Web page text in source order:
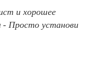
и хорошее
- Просто установи